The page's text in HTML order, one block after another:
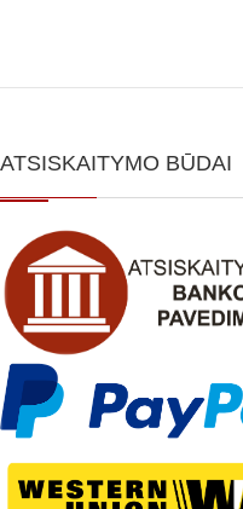
ATSISKAITYMO BŪDAI